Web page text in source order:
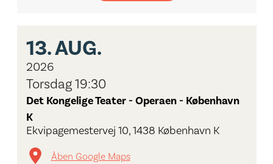
13.AUG.
2026
Torsdag 19:30
Det Kongelige Teater - Operaen - København
K
Ekvipagemestervej 10, 1438 København K
Åben Google Maps